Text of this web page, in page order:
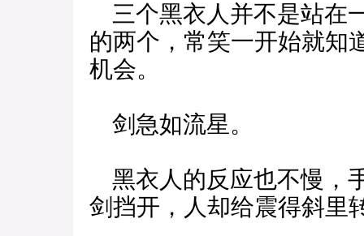
三个黑衣人并不是站在
的两个，常笑一开始就知
机会。
剑急如流星。
黑衣人的反应也不慢，
剑挡开，人却给震得斜里